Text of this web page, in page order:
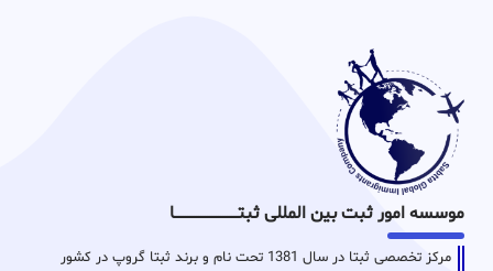
موسسه امور ثبت بین المللی ثبتـــــــــــــــــــــــــــــا
مرکز تخصصی ثبتا در سال 1381 تحت نام و برند ثبتا گروپ در کشور